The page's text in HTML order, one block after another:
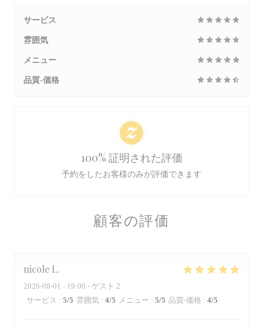
顧客の評価
nicole L
2026-08-01 - 19:00 - ゲスト 2
サービス : 5/5 雰囲気 : 4/5 メニュー : 5/5 品質-価格 : 4/5
サービス
雰囲気
メニュー
品質-価格
100% 証明された評価
予約をしたお客様のみが評価できます